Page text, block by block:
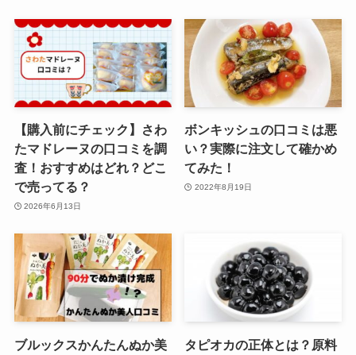
【購入前にチェック】さわ
たマドレーヌの口コミを調
査！おすすめはどれ？どこ
で売ってる？
2026年6月13日
ボンキッシュの口コミは悪
い？実際に注文して確かめ
てみた！
2022年8月19日
ブルックスかんたんぬか美
タピオカの正体とは？原料